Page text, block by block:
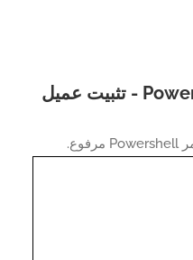
البرنامج التعليمي Powershell - تثبيت عميل